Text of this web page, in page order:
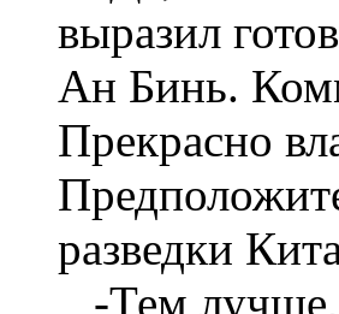
выразил
Ан Бинь.
Прекрасно
разведки
-Тем лучше,